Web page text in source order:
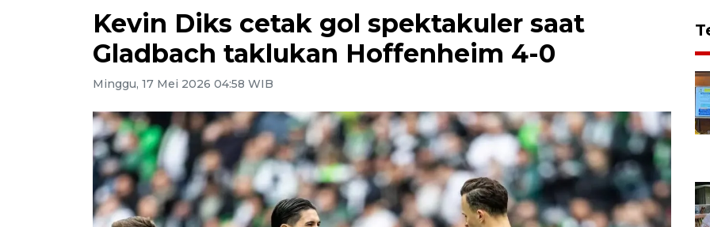
Kevin Diks cetak gol spektakuler saat
Gladbach taklukan Hoffenheim 4-0
Minggu, 17 Mei 2026 04:58 WIB